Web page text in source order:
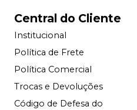
Central do Cliente
Institucional
Política de Frete
Política Comercial
Trocas e Devoluções
Código de Defesa do